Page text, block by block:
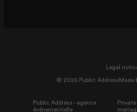
Legal
© 2026 Public Address Made
Public Address - agence
événementielle